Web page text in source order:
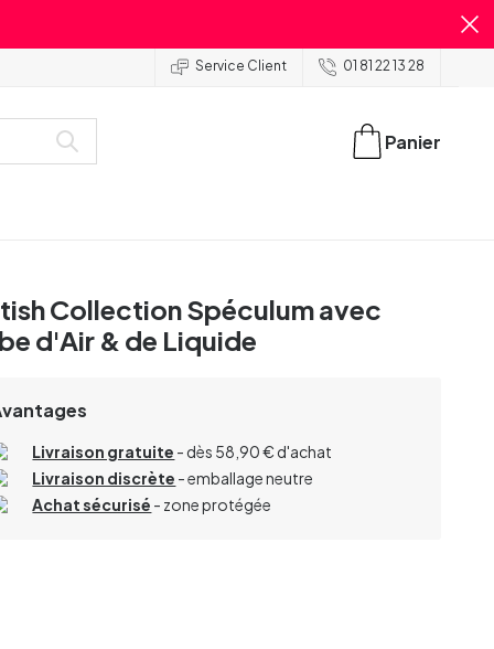
Service Client 01 81 22 13 28
Panier
Collection Spéculum avec
d'Air & de Liquide
Livraison gratuite - dès 58,90 € d'achat
Livraison discrète - emballage neutre
Achat sécurisé - zone protégée